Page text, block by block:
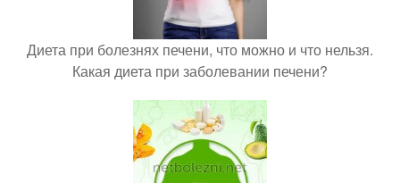
Диета при болезнях печени, что можно и что нельзя.
Какая диета при заболевании печени?